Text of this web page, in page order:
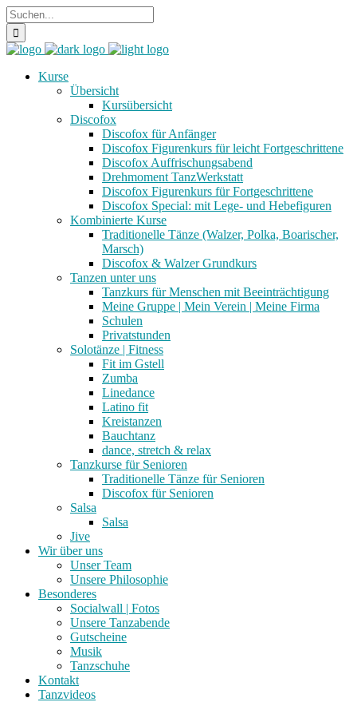
Kurse
Übersicht
Kursübersicht
Discofox
Discofox für Anfänger
Discofox Figurenkurs für leicht Fortgeschrittene
Discofox Auffrischungsabend
Drehmoment TanzWerkstatt
Discofox Figurenkurs für Fortgeschrittene
Discofox Special: mit Lege- und Hebefiguren
Kombinierte Kurse
Traditionelle Tänze (Walzer, Polka, Boarischer,
Marsch)
Discofox & Walzer Grundkurs
Tanzen unter uns
Tanzkurs für Menschen mit Beeinträchtigung
Meine Gruppe | Mein Verein | Meine Firma
Schulen
Privatstunden
Solotänze | Fitness
Fit im Gstell
Zumba
Linedance
Latino fit
Kreistanzen
Bauchtanz
dance, stretch & relax
Tanzkurse für Senioren
Traditionelle Tänze für Senioren
Discofox für Senioren
Salsa
Salsa
Jive
Wir über uns
Unser Team
Unsere Philosophie
Besonderes
Socialwall | Fotos
Unsere Tanzabende
Gutscheine
Musik
Tanzschuhe
Kontakt
Tanzvideos